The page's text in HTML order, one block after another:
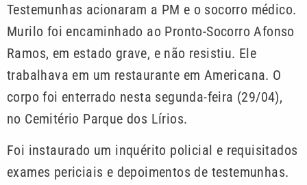
Testemunhas acionaram a PM e o socorro médico.
Murilo foi encaminhado ao Pronto-Socorro Afonso
Ramos, em estado grave, e não resistiu. Ele
trabalhava em um restaurante em Americana. O
corpo foi enterrado nesta segunda-feira (29/04),
no Cemitério Parque dos Lírios.
Foi instaurado um inquérito policial e requisitados
exames periciais e depoimentos de testemunhas.